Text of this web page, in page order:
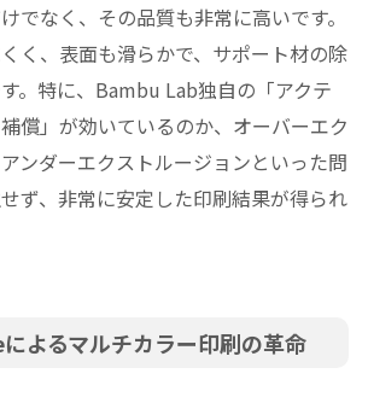
でなく、その品質も非常に高いです。
く、表面も滑らかで、サポート材の除
。特に、Bambu Lab独自の「アクテ
償」が効いているのか、オーバーエク
ンダーエクストルージョンといった問
ず、非常に安定した印刷結果が得られ
よるマルチカラー印刷の革命